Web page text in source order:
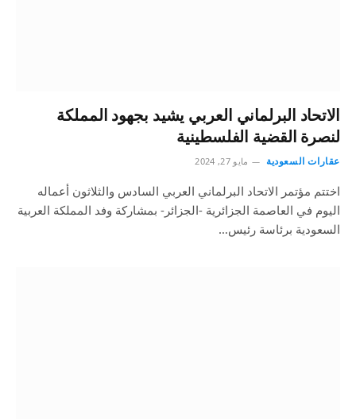
الاتحاد البرلماني العربي يشيد بجهود المملكة
لنصرة القضية الفلسطينية
عقارات السعودية مايو 27, 2024
اختتم مؤتمر الاتحاد البرلماني العربي السادس والثلاثون أعماله
اليوم في العاصمة الجزائرية -الجزائر- بمشاركة وفد المملكة العربية
السعودية برئاسة رئيس…